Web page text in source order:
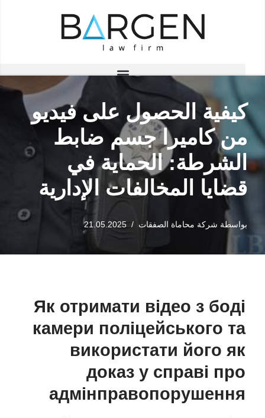
كيفية الحصول على فيديو
من كاميرا جسم ضابط
الشرطة: الحماية في
قضايا المخالفات الإدارية
بواسطة شركة محاماة الصفقات 21.05.2025
Як отримати відео з боді
камери поліцейського та
використати його як
доказ у справі про
адмінправопорушення